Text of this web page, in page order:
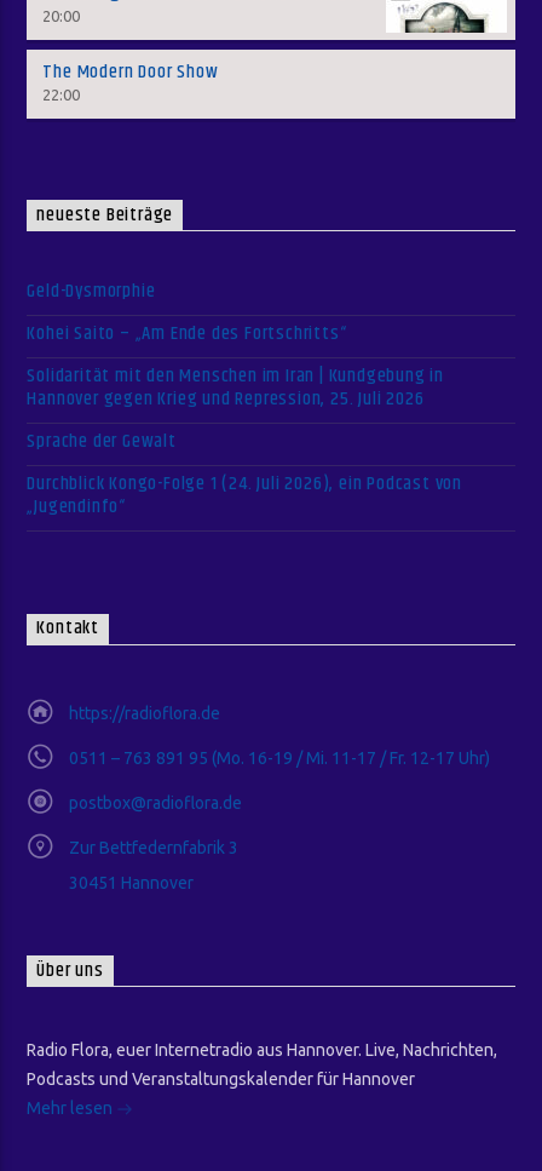
20:00
The Modern Door Show
22:00
neueste Beiträge
Geld-Dysmorphie
Kohei Saito – „Am Ende des Fortschritts“
Solidarität mit den Menschen im Iran | Kundgebung in
Hannover gegen Krieg und Repression, 25. Juli 2026
Sprache der Gewalt
Durchblick Kongo-Folge 1 (24. Juli 2026), ein Podcast von
„Jugendinfo“
Kontakt
https://radioflora.de
0511 – 763 891 95 (Mo. 16-19 / Mi. 11-17 / Fr. 12-17 Uhr)
postbox@radioflora.de
Zur Bettfedernfabrik 3
30451 Hannover
Über uns
Radio Flora, euer Internetradio aus Hannover. Live, Nachrichten,
Podcasts und Veranstaltungskalender für Hannover
Mehr lesen